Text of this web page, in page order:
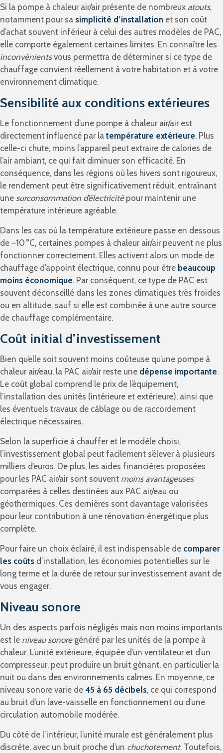
Si la pompe à chaleur air/air présente de nombreux atouts,
notamment pour sa simplicité d’installation et son coût
d’achat souvent inférieur à celui des autres modèles de PAC,
elle comporte également certaines limites. En connaître les
inconvénientsvous permettra de déterminer si ce type de
chauffage convient réellement à votre habitation et à votre
environnement climatique.
Sensibilité aux conditions extérieures
Le fonctionnement d’une pompe à chaleur air/air est
directement influencé par latempérature extérieure. Plus
celle-ci chute, moins l’appareil peut extraire de calories de
l’air ambiant, ce qui fait diminuer son efficacité. En
conséquence, dans les régions où les hivers sont rigoureux,
le rendement peut être significativement réduit, entraînant
une surconsommation d’électricitépour maintenir une
température intérieure agréable.
Dans les cas où la température extérieure passe en dessous
de –10 °C, certaines pompes à chaleur air/air peuvent ne plus
fonctionner correctement. Elles activent alors un mode de
chauffage d’appoint électrique, connu pour être beaucoup
moins économique. Par conséquent, ce type de PAC est
souvent déconseillé dans les zones climatiques très froides
ou en altitude, sauf si elle est combinée à une autre source
de chauffage complémentaire.
Coût initial d’investissement
Bien qu’elle soit souvent moins coûteuse qu’une pompe à
chaleur air/eau, la PAC air/air reste une dépense importante.
Le coût global comprend le prix de l’équipement,
l’installation des unités (intérieure et extérieure), ainsi que
les éventuels travaux de câblage ou de raccordement
électrique nécessaires.
Selon la superficie à chauffer et le modèle choisi,
l’investissement global peut facilement s’élever à plusieurs
milliers d’euros. De plus, les aides financières proposées
pour les PAC air/air sont souvent moins avantageuses
comparées à celles destinées aux PAC air/eau ou
géothermiques. Ces dernières sont davantage valorisées
pour leur contribution à une rénovation énergétique plus
complète.
Pour faire un choix éclairé, il est indispensable de comparer
les coûts d’installation, les économies potentielles sur le
long terme et la durée de retour sur investissement avant de
vous engager.
Niveau sonore
Un des aspects parfois négligés mais non moins importants
est le niveau sonoregénéré par les unités de la pompe à
chaleur. L’unité extérieure, équipée d’un ventilateur et d’un
compresseur, peut produire un bruit gênant, en particulier la
nuit ou dans des environnements calmes. En moyenne, ce
niveau sonore varie de 45 à 65 décibels, ce qui correspond
au bruit d’un lave-vaisselle en fonctionnement ou d’une
circulation automobile modérée.
Du côté de l’intérieur, l’unité murale est généralement plus
discrète, avec un bruit proche d’un chuchotement. Toutefois,